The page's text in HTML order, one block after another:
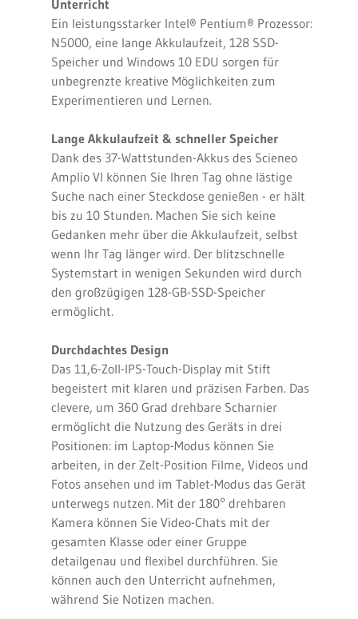
Unterricht
Ein leistungsstarker Intel® Pentium® Prozessor:
N5000, eine lange Akkulaufzeit, 128 SSD-
Speicher und Windows 10 EDU sorgen für
unbegrenzte kreative Möglichkeiten zum
Experimentieren und Lernen.
Lange Akkulaufzeit & schneller Speicher
Dank des 37-Wattstunden-Akkus des Scieneo
Amplio VI können Sie Ihren Tag ohne lästige
Suche nach einer Steckdose genießen - er hält
bis zu 10 Stunden. Machen Sie sich keine
Gedanken mehr über die Akkulaufzeit, selbst
wenn Ihr Tag länger wird. Der blitzschnelle
Systemstart in wenigen Sekunden wird durch
den großzügigen 128-GB-SSD-Speicher
ermöglicht.
Durchdachtes Design
Das 11,6-Zoll-IPS-Touch-Display mit Stift
begeistert mit klaren und präzisen Farben. Das
clevere, um 360 Grad drehbare Scharnier
ermöglicht die Nutzung des Geräts in drei
Positionen: im Laptop-Modus können Sie
arbeiten, in der Zelt-Position Filme, Videos und
Fotos ansehen und im Tablet-Modus das Gerät
unterwegs nutzen. Mit der 180° drehbaren
Kamera können Sie Video-Chats mit der
gesamten Klasse oder einer Gruppe
detailgenau und flexibel durchführen. Sie
können auch den Unterricht aufnehmen,
während Sie Notizen machen.